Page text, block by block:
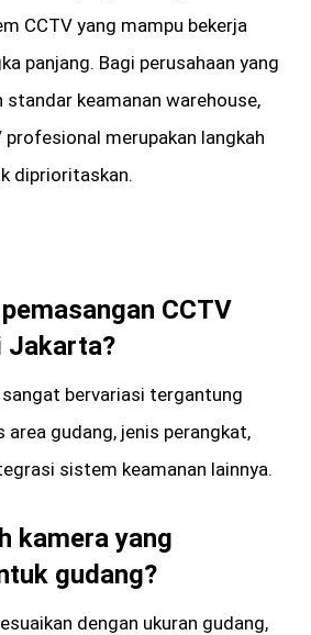
CCTV yang mampu bekerja
panjang. Bagi perusahaan yang
standar keamanan warehouse,
profesional merupakan langkah
diprioritaskan.
CCTV
Jakarta?
sangat bervariasi tergantung
area gudang, jenis perangkat,
sistem keamanan lainnya.
kamera yang
gudang?
dengan ukuran gudang,